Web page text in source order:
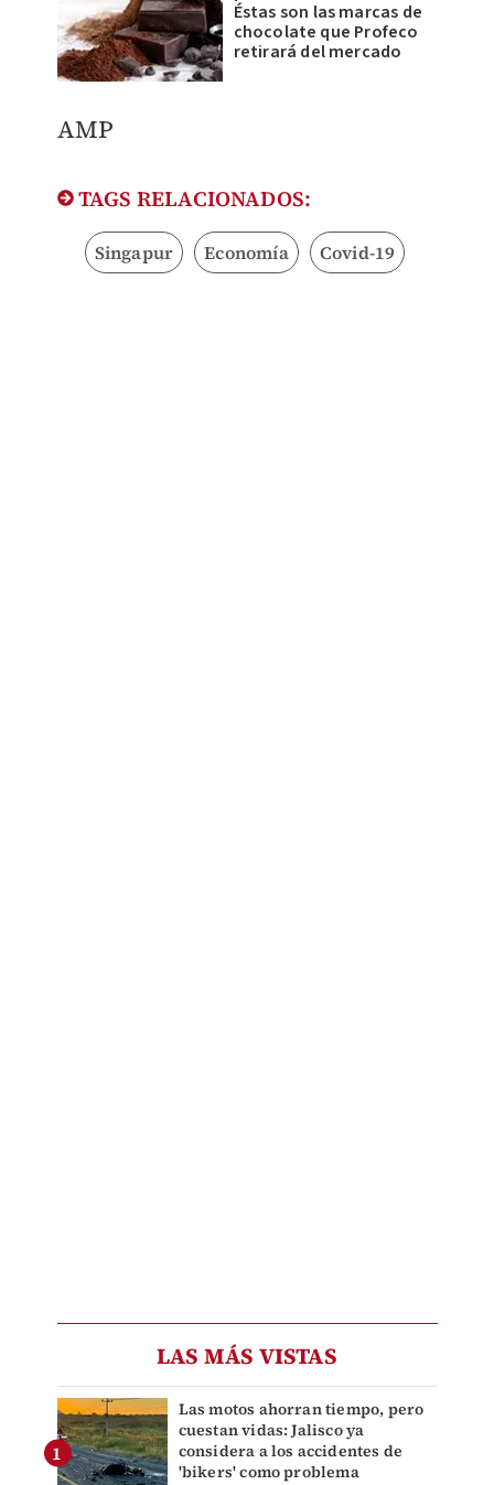
Éstas son las marcas de
chocolate que Profeco
retirará del mercado
AMP
TAGS RELACIONADOS:
Singapur Economía Covid-19
LAS MÁS VISTAS
Las motos ahorran tiempo, pero
cuestan vidas: Jalisco ya
considera a los accidentes de
'bikers' como problema